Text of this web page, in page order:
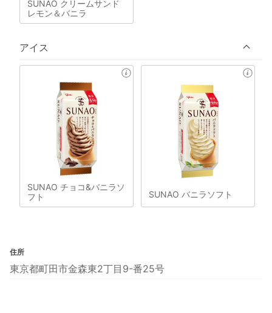
SUNAO クリームサンド
レモン＆バニラ
アイス
SUNAO チョコ&バニラソ
フト
SUNAO バニラソフト
住所
東京都町田市金森東2丁目9-番25号